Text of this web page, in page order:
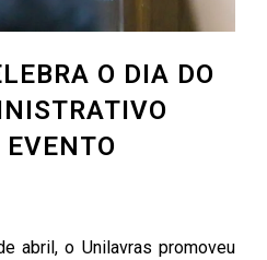
O DIA DO
EVENTO
abril, o Unilavras promoveu